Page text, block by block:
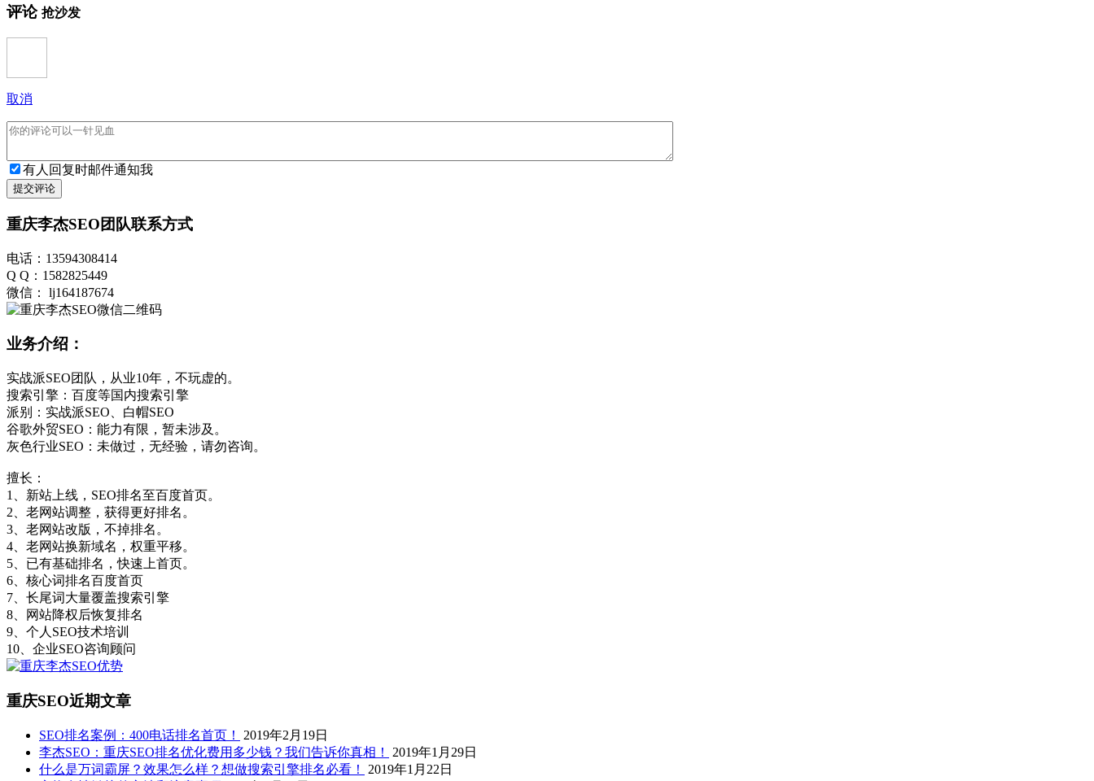
评论 抢沙发
取消
有人回复时邮件通知我
提交评论
重庆李杰SEO团队联系方式
电话：13594308414
Q Q：1582825449
微信： lj164187674
业务介绍：
实战派SEO团队，从业10年，不玩虚的。
搜索引擎：百度等国内搜索引擎
派别：实战派SEO、白帽SEO
谷歌外贸SEO：能力有限，暂未涉及。
灰色行业SEO：未做过，无经验，请勿咨询。
擅长：
1、新站上线，SEO排名至百度首页。
2、老网站调整，获得更好排名。
3、老网站改版，不掉排名。
4、老网站换新域名，权重平移。
5、已有基础排名，快速上首页。
6、核心词排名百度首页
7、长尾词大量覆盖搜索引擎
8、网站降权后恢复排名
9、个人SEO技术培训
10、企业SEO咨询顾问
重庆SEO近期文章
SEO排名案例：400电话排名首页！
2019年2月19日
李杰SEO：重庆SEO排名优化费用多少钱？我们告诉你真相！
2019年1月29日
什么是万词霸屏？效果怎么样？想做搜索引擎排名必看！
2019年1月22日